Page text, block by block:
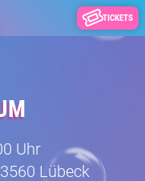
TICKETS
Uhr
Lübeck